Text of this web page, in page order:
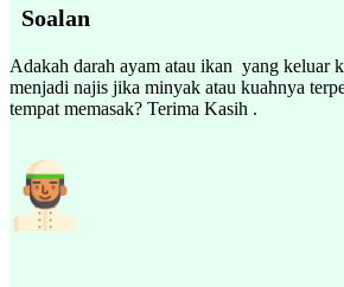
Soalan
Adakah darah ayam atau ikan yang keluar
menjadi najis jika minyak atau kuahnya
tempat memasak? Terima Kasih .